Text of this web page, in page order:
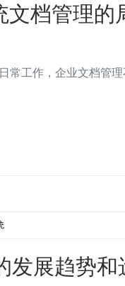
文档管理的
常工作，企业文档管
发展趋势和